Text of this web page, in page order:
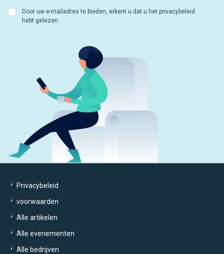
Door uw e-mailadres te bieden, erkent u dat u het privacybeleid
hebt gelezen
Privacybeleid
voorwaarden
Alle artikelen
Alle evenementen
Alle bedrijven